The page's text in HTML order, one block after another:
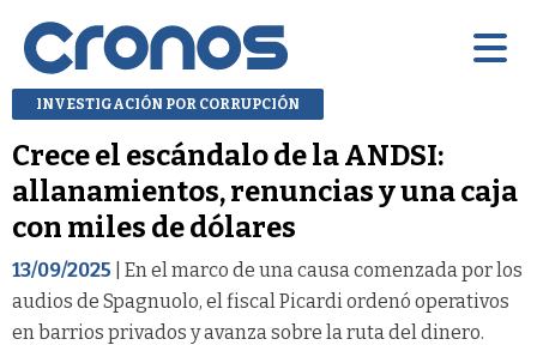
INVESTIGACIÓN POR CORRUPCIÓN
Crece el escándalo de la ANDSI:
allanamientos, renuncias y una caja
con miles de dólares
13/09/2025 | En el marco de una causa comenzada por los
audios de Spagnuolo, el fiscal Picardi ordenó operativos
en barrios privados y avanza sobre la ruta del dinero.